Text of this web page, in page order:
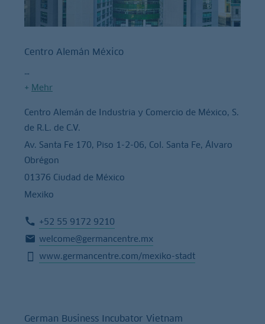
Centro Alemán México
+ Mehr
Centro Alemán de Industria y Comercio de México, S.
de R.L. de C.V.
Av. Santa Fe 170, Piso 1-2-06, Col. Santa Fe, Álvaro
Obrégon
01376 Ciudad de México
Mexiko
+52 55 9172 9210
welcome@germancentre.mx
www.germancentre.com/mexiko-stadt
German Business Incubator Vietnam